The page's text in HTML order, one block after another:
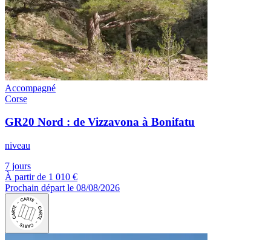
Accompagné
Corse
GR20 Nord : de Vizzavona à Bonifatu
niveau
7 jours
À partir de 1 010 €
Prochain départ le 08/08/2026